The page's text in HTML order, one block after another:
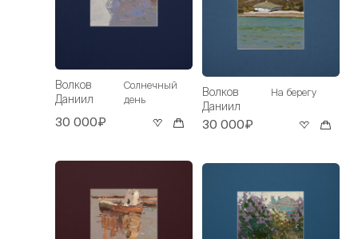
Волков
Даниил
Солнечный
день
30 000₽
Волков
Даниил
На берегу
30 000₽